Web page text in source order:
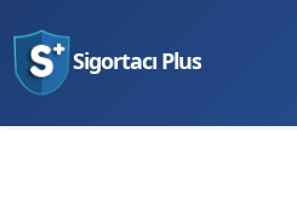
Sigortacı Plus